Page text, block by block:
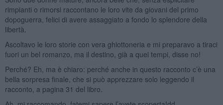
rimpianti o rimorsi raccontano le loro vite da giovani del primo
dopoguerra, felici di avere assaggiato a fondo lo splendore della
libertà.
Ascoltavo le loro storie con vera ghiottoneria e mi preparavo a tiraci
fuori un bel romanzo, ma il destino, già a quei tempi, disse no!
Perché? Eh, ma è chiaro: perché anche in questo racconto c’è una
bella sorpresa finale, che si può apprezzare solo leggendo il
racconto, a pagina 31 del libro.